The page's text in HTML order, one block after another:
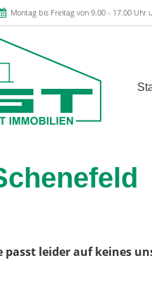
Montag bis Freitag von 9.00 - 17.00 Uhr
passt leider auf keines